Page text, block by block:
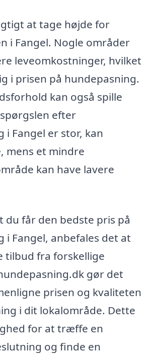
at tage højde for
i Fangel. Nogle områder
leveomkostninger, hvilket
i prisen på hundepasning.
kan også spille
efter
i Fangel er stor, kan
mens et mindre
kan have lavere
du får den bedste pris på
i Fangel, anbefales det at
tilbud fra forskellige
gør det
prisen og kvaliteten
i dit lokalområde. Dette
for at træffe en
og finde en